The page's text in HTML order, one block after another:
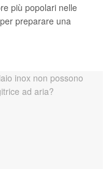
più popolari nelle
preparare una